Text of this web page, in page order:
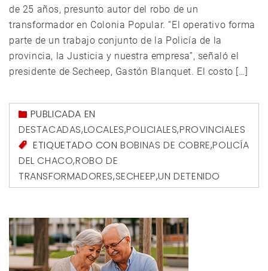
de 25 años, presunto autor del robo de un
transformador en Colonia Popular. “El operativo forma
parte de un trabajo conjunto de la Policía de la
provincia, la Justicia y nuestra empresa”, señaló el
presidente de Secheep, Gastón Blanquet. El costo […]
PUBLICADA EN
DESTACADAS,LOCALES,POLICIALES,PROVINCIALES
ETIQUETADO CONBOBINAS DE COBRE,POLICÍA
DEL CHACO,ROBO DE
TRANSFORMADORES,SECHEEP,UN DETENIDO